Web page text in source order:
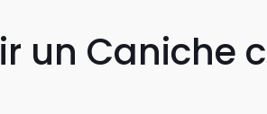
un Caniche